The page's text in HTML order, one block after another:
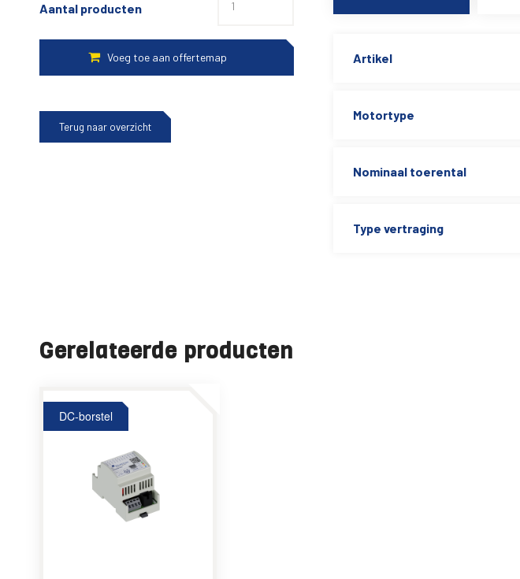
Aantal producten
Terug naar overzicht
Artikel
Motortype
Nominaal toerental
Type vertraging
Gerelateerde producten
DC-borstel